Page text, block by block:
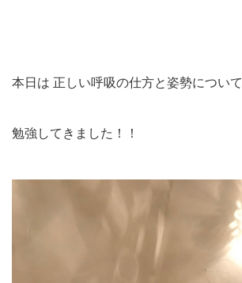
本日は 正しい呼吸の仕方と姿勢について
勉強してきました！！